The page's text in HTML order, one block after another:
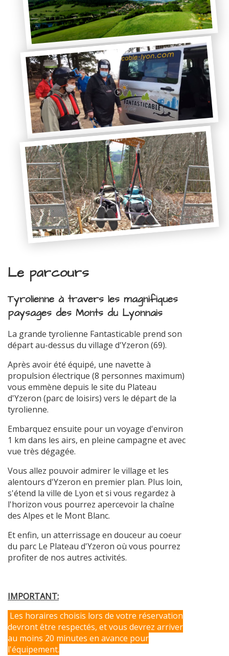
Le parcours
Tyrolienne à travers les magnifiques
paysages des Monts du Lyonnais
La grande tyrolienne Fantasticable prend son
départ au-dessus du village d'Yzeron (69).
Après avoir été équipé, une navette à
propulsion électrique (8 personnes maximum)
vous emmène depuis le site du Plateau
d'Yzeron (parc de loisirs) vers le départ de la
tyrolienne.
Embarquez ensuite pour un voyage d'environ
1 km dans les airs, en pleine campagne et avec
vue très dégagée.
Vous allez pouvoir admirer le village et les
alentours d'Yzeron en premier plan. Plus loin,
s'étend la ville de Lyon et si vous regardez à
l'horizon vous pourrez apercevoir la chaîne
des Alpes et le Mont Blanc.
Et enfin, un atterrissage en douceur au coeur
du parc Le Plateau d'Yzeron où vous pourrez
profiter de nos autres activités.
IMPORTANT:
Les horaires choisis lors de votre réservation
devront être respectés, et vous devrez arriver
au moins 20 minutes en avance pour
l'équipement.